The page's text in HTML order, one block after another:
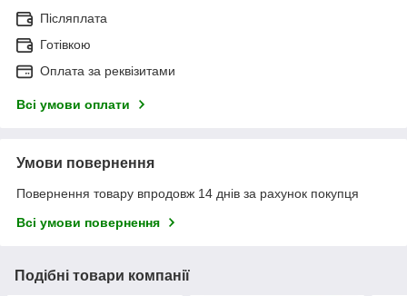
Післяплата
Готівкою
Оплата за реквізитами
Всі умови оплати
Умови повернення
Повернення товару впродовж 14 днів за рахунок покупця
Всі умови повернення
Подібні товари компанії